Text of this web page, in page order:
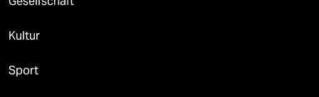
Kultur
Sport